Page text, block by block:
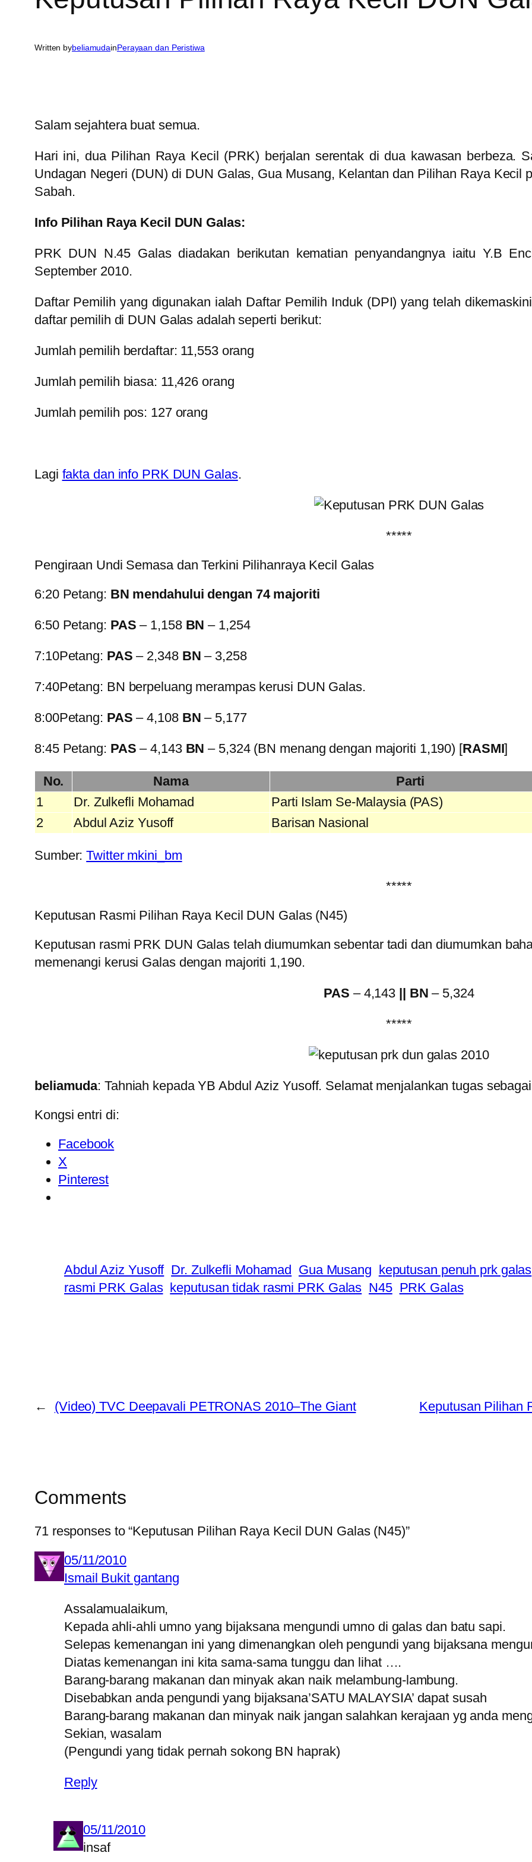
Written bybeliamudainPerayaan dan Peristiwa
Salam sejahtera buat semua.
Hari ini, dua Pilihan Raya Kecil (PRK) berjalan serentak di dua kawasan berbeza.
Undagan Negeri (DUN) di DUN Galas, Gua Musang, Kelantan dan Pilihan Raya Kecil
Sabah.
Info Pilihan Raya Kecil DUN Galas:
PRK DUN N.45 Galas diadakan berikutan kematian penyandangnya iaitu Y.B
September 2010.
Daftar Pemilih yang digunakan ialah Daftar Pemilih Induk (DPI) yang telah
daftar pemilih di DUN Galas adalah seperti berikut:
Jumlah pemilih berdaftar: 11,553 orang
Jumlah pemilih biasa: 11,426 orang
Jumlah pemilih pos: 127 orang
Lagi fakta dan info PRK DUN Galas.
*****
Pengiraan Undi Semasa dan Terkini Pilihanraya Kecil Galas
6:20 Petang: BN mendahului dengan 74 majoriti
6:50 Petang: PAS – 1,158 BN – 1,254
7:10Petang: PAS – 2,348 BN – 3,258
7:40Petang: BN berpeluang merampas kerusi DUN Galas.
8:00Petang: PAS – 4,108 BN – 5,177
8:45 Petang: PAS – 4,143 BN – 5,324 (BN menang dengan majoriti 1,190) [RASMI]
No. Nama Parti
1
Dr. Zulkefli Mohamad Parti Islam Se-Malaysia (PAS)
2
Abdul Aziz Yusoff Barisan Nasional
Sumber:Twitter mkini_bm
*****
Keputusan Rasmi Pilihan Raya Kecil DUN Galas (N45)
Keputusan rasmi PRK DUN Galas telah diumumkan sebentar tadi dan diumumkan
memenangi kerusi Galas dengan majoriti 1,190.
PAS – 4,143 || BN – 5,324
*****
beliamuda: Tahniah kepada YB Abdul Aziz Yusoff. Selamat menjalankan tugas
Kongsi entri di:
Facebook
X
Pinterest
Abdul Aziz Yusoff Dr. Zulkefli Mohamad Gua Musang keputusan penuh prk galas
rasmi PRK Galas keputusan tidak rasmi PRK Galas N45 PRK Galas
← (Video) TVC Deepavali PETRONAS 2010–The Giant Keputusan Pilihan
Comments
71 responses to “Keputusan Pilihan Raya Kecil DUN Galas (N45)”
05/11/2010
Ismail Bukit gantang
Assalamualaikum,
Kepada ahli-ahli umno yang bijaksana mengundi umno di galas dan batu sapi.
Selepas kemenangan ini yang dimenangkan oleh pengundi yang bijaksana
Diatas kemenangan ini kita sama-sama tunggu dan lihat ….
Barang-barang makanan dan minyak akan naik melambung-lambung.
Disebabkan anda pengundi yang bijaksana’SATU MALAYSIA’ dapat susah
Barang-barang makanan dan minyak naik jangan salahkan kerajaan yg anda
Sekian, wasalam
(Pengundi yang tidak pernah sokong BN haprak)
Reply
05/11/2010
insaf